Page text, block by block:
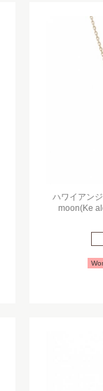
ハワイアン
moon(Ke